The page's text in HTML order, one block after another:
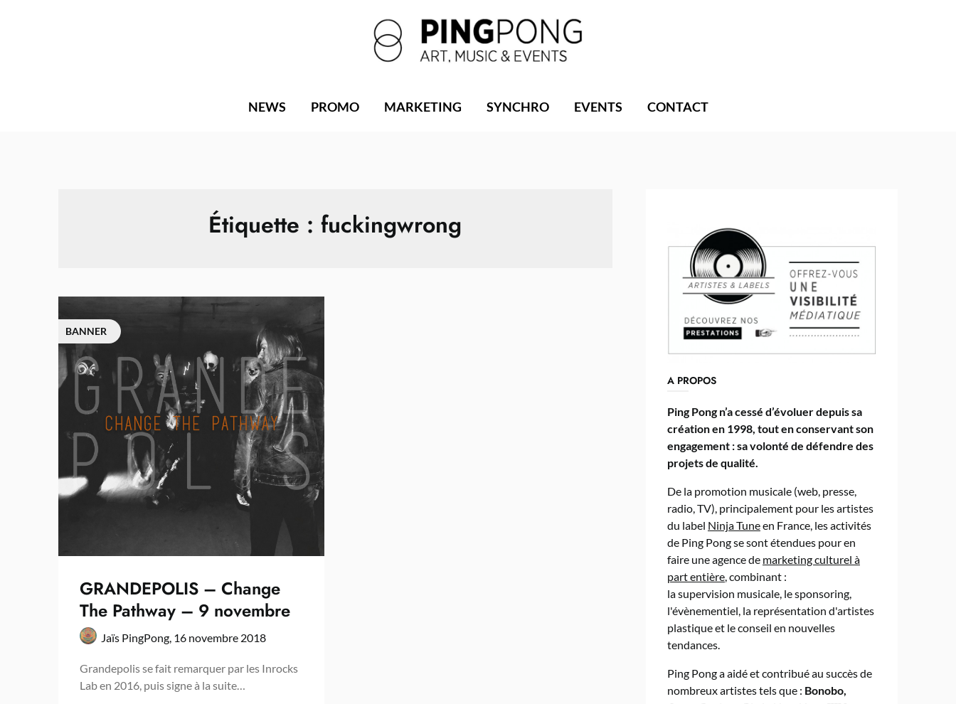
NEWS PROMO MARKETING SYNCHRO EVENTS CONTACT
Étiquette :fuckingwrong
BANNER
GRANDEPOLIS – Change
The Pathway – 9 novembre
Jaïs PingPong, 16 novembre 2018
Grandepolis se fait remarquer par les Inrocks
Lab en 2016, puis signe à la suite…
A PROPOS
Ping Pong n’a cessé d’évoluer depuis sa
création en 1998, tout en conservant son
engagement : sa volonté de défendre des
projets de qualité.
De la promotion musicale (web, presse,
radio, TV), principalement pour les artistes
du label Ninja Tuneen France, les activités
de Ping Pong se sont étendues pour en
faire une agence de marketing culturel à
part entière, combinant :
la supervision musicale, le sponsoring,
l'évènementiel, la représentation d'artistes
plastique et le conseil en nouvelles
tendances.
Ping Pong a aidé et contribué au succès de
nombreux artistes tels que : Bonobo,